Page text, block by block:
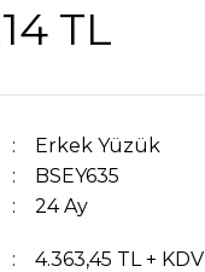
TL
Erkek Yüzük
BSEY635
24 Ay
4.363,45 TL + KDV